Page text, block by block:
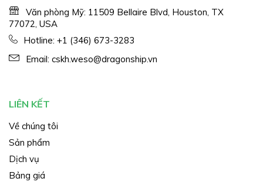
Văn phòng Mỹ: 11509 Bellaire Blvd, Houston, TX
77072, USA
Hotline: +1 (346) 673-3283
Email: cskh.weso@dragonship.vn
LIÊN KẾT
Về chúng tôi
Sản phẩm
Dịch vụ
Bảng giá